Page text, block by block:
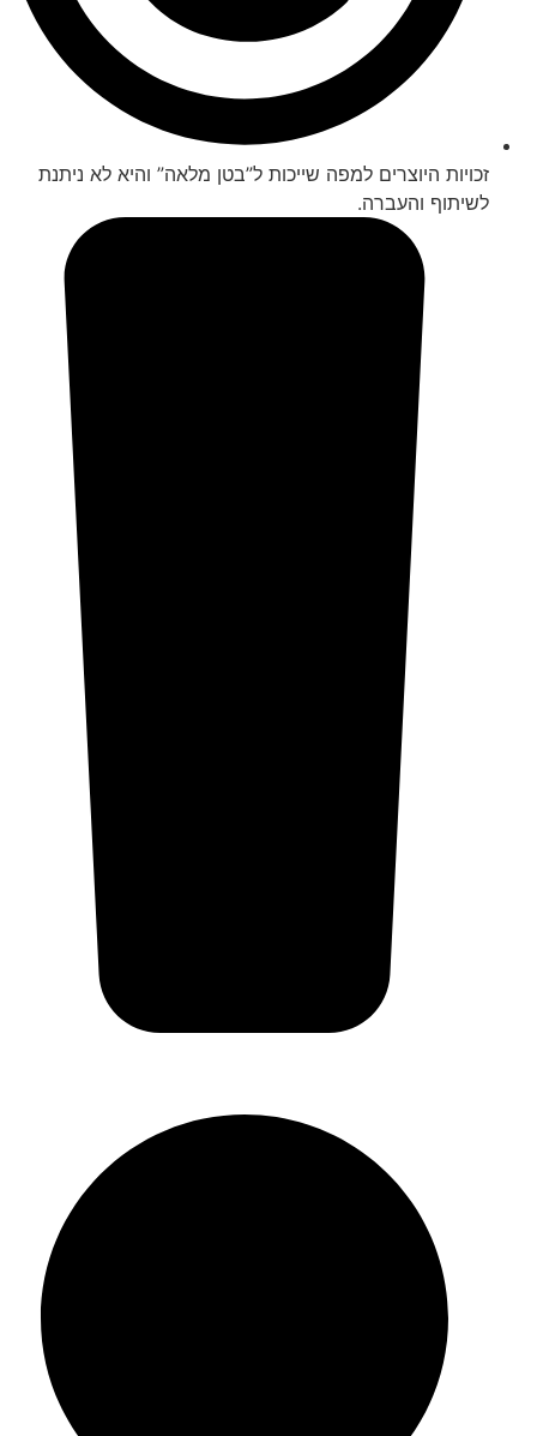
זכויות היוצרים למפה שייכות ל”בטן מלאה” והיא לא ניתנת
לשיתוף והעברה.